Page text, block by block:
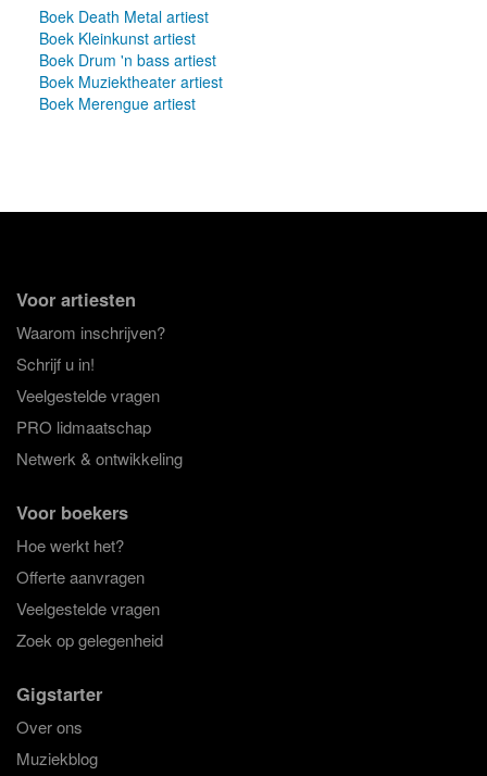
Boek Death Metal artiest
Boek Kleinkunst artiest
Boek Drum 'n bass artiest
Boek Muziektheater artiest
Boek Merengue artiest
Voor artiesten
Waarom inschrijven?
Schrijf u in!
Veelgestelde vragen
PRO lidmaatschap
Netwerk & ontwikkeling
Voor boekers
Hoe werkt het?
Offerte aanvragen
Veelgestelde vragen
Zoek op gelegenheid
Gigstarter
Over ons
Muziekblog